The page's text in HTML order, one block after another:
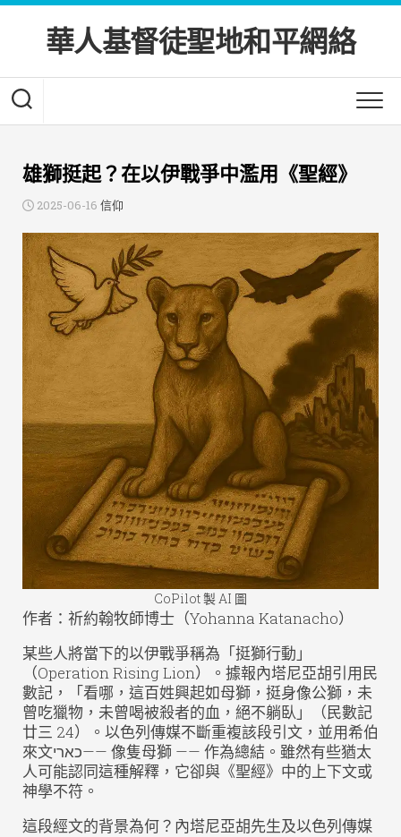
Skip
content華人基督徒聖地和平網絡
雄獅挺起？在以伊戰爭中濫用《聖經》
2025-06-16 信仰
CoPilot 製 AI 圖
作者：祈約翰牧師博士（Yohanna Katanacho）
某些人將當下的以伊戰爭稱為「挺獅行動」
（Operation Rising Lion）。據報內塔尼亞胡引用民
數記，「看哪，這百姓興起如母獅，挺身像公獅，未
曾吃獵物，未曾喝被殺者的血，絕不躺臥」（民數記
廿三 24）。以色列傳媒不斷重複該段引文，並用希伯
來文כארי—— 像隻母獅 —— 作為總結。雖然有些猶太
人可能認同這種解釋，它卻與《聖經》中的上下文或
神學不符。
這段經文的背景為何？內塔尼亞胡先生及以色列傳媒